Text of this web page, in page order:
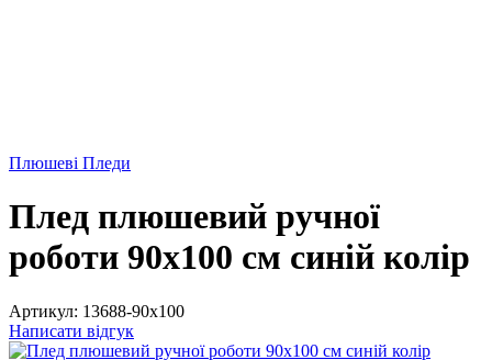
Плюшеві Пледи
Плед плюшевий ручної
роботи 90х100 см синій колір
Артикул: 13688-90х100
Написати відгук